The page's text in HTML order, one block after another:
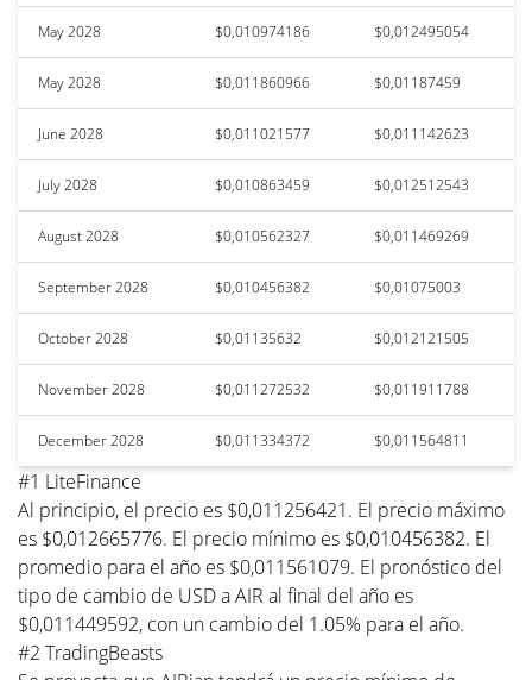
May 2028 $0,010974186 $0,012495054
May 2028 $0,011860966 $0,01187459
June 2028 $0,011021577 $0,011142623
July 2028 $0,010863459 $0,012512543
August 2028 $0,010562327 $0,011469269
September 2028 $0,010456382 $0,01075003
October 2028 $0,01135632 $0,012121505
November 2028 $0,011272532 $0,011911788
December 2028 $0,011334372 $0,011564811
#1 LiteFinance
Al principio, el precio es $0,011256421. El precio máximo
es $0,012665776. El precio mínimo es $0,010456382. El
promedio para el año es $0,011561079. El pronóstico del
tipo de cambio de USD a AIR al final del año es
$0,011449592, con un cambio del 1.05% para el año.
#2 TradingBeasts